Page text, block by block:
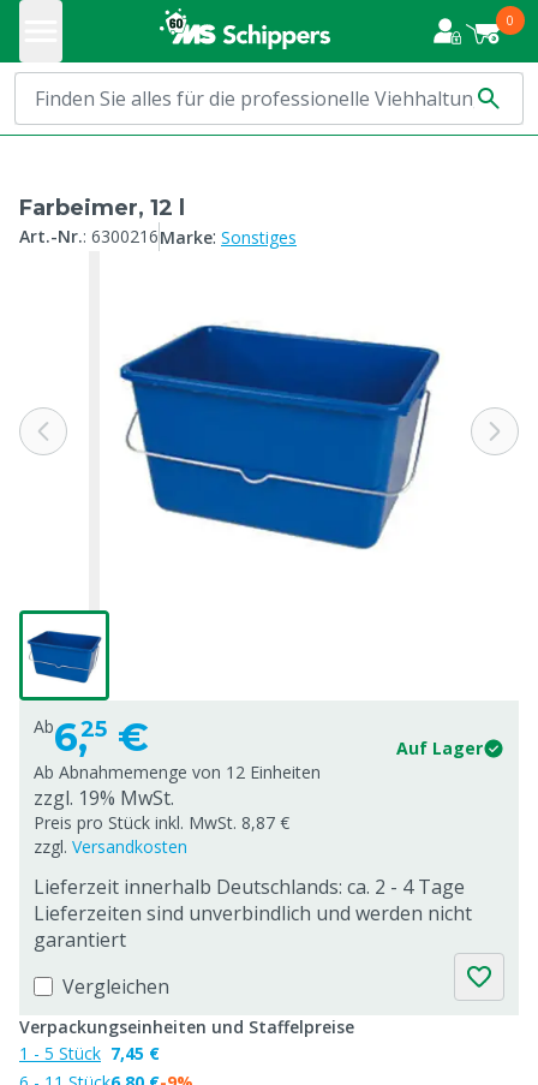
0
Farbeimer, 12 l
Art.-Nr.: 6300216Marke: Sonstiges
Ab6,25 €
Auf Lager
Ab Abnahmemenge von 12 Einheiten
zzgl. 19% MwSt.
Preis pro Stück inkl. MwSt. 8,87 €
zzgl. Versandkosten
Lieferzeit innerhalb Deutschlands: ca. 2 - 4 Tage
Lieferzeiten sind unverbindlich und werden nicht
garantiert
Vergleichen
Verpackungseinheiten und Staffelpreise
1 - 5 Stück 7,45 €